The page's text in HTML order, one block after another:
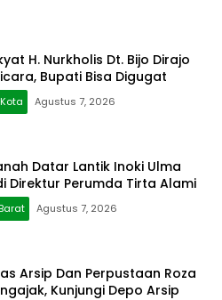
H. Nurkholis Dt. Bijo Dirajo
Bupati Bisa Digugat
Agustus 7, 2026
Datar Lantik Inoki Ulma
Direktur Perumda Tirta Alami
Agustus 7, 2026
Arsip Dan Perpustaan Roza
Kunjungi Depo Arsip